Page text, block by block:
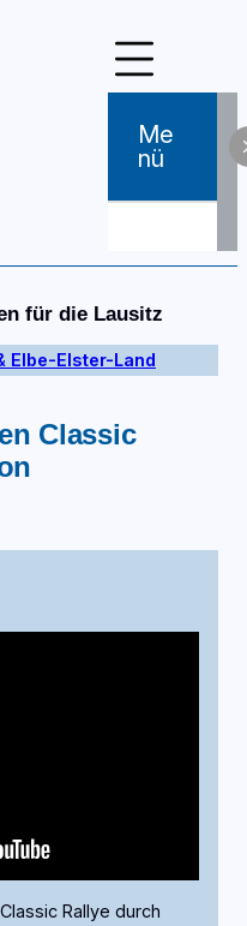
Me
Nü
für die Lausitz
Elbe-Elster-Land
Classic
Rallye durch